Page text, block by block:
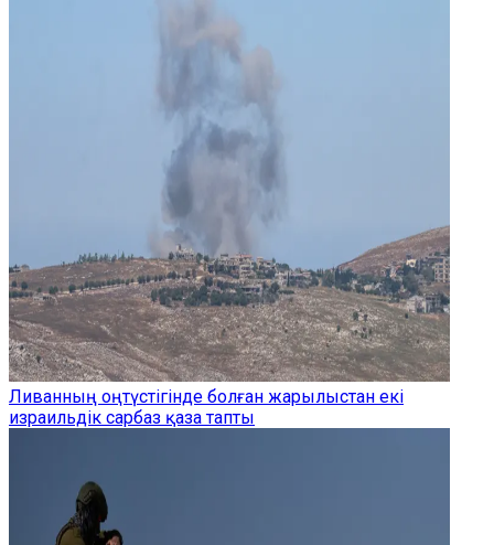
Ливанның оңтүстігінде болған жарылыстан екі
израильдік сарбаз қаза тапты